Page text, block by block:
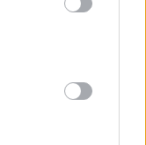
party tags to
in below Google
bem
gestão de